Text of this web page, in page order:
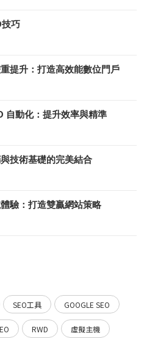
巧
提升：打造高效能數位門戶
自動化：提升效率與精準
技術基礎的完美結合
驗：打造雙贏網站策略
SEO工具 GOOGLE SEO
RWD 虛擬主機